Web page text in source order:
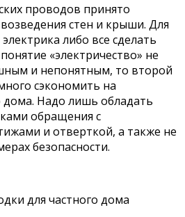
проводов принято
стен и крыши. Для
либо все сделать
«электричество» не
и непонятным, то второй
сэкономить на
дома. Надо лишь обладать
обращения с
и отверткой, а также не
безопасности.
для частного дома